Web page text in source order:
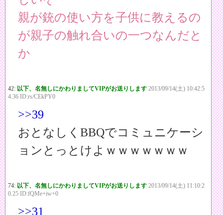
親が銃の使い方を子供に教えるの
が親子の触れ合いの一つなんだと
か
42: 以下、名無しにかわりましてVIPがお送りします 2013/09/14(土) 10:42:5
4.36 ID:rs/CEkPY0
>>39
おとなしくBBQでコミュニケーシ
ョンとっとけよｗｗｗｗｗｗｗ
74: 以下、名無しにかわりましてVIPがお送りします 2013/09/14(土) 11:10:2
0.25 ID:fQMe+iw+0
>>31